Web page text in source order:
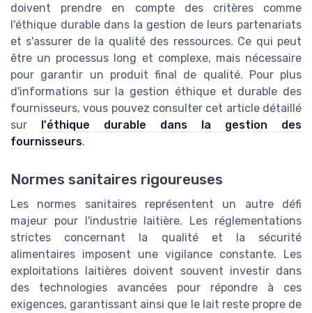
doivent prendre en compte des critères comme
l'éthique durable dans la gestion de leurs partenariats
et s'assurer de la qualité des ressources. Ce qui peut
être un processus long et complexe, mais nécessaire
pour garantir un produit final de qualité. Pour plus
d'informations sur la gestion éthique et durable des
fournisseurs, vous pouvez consulter cet article détaillé
sur
l'éthique durable dans la gestion des
fournisseurs.
Normes sanitaires rigoureuses
Les normes sanitaires représentent un autre défi
majeur pour l'industrie laitière. Les réglementations
strictes concernant la qualité et la sécurité
alimentaires imposent une vigilance constante. Les
exploitations laitières doivent souvent investir dans
des technologies avancées pour répondre à ces
exigences, garantissant ainsi que le lait reste propre de